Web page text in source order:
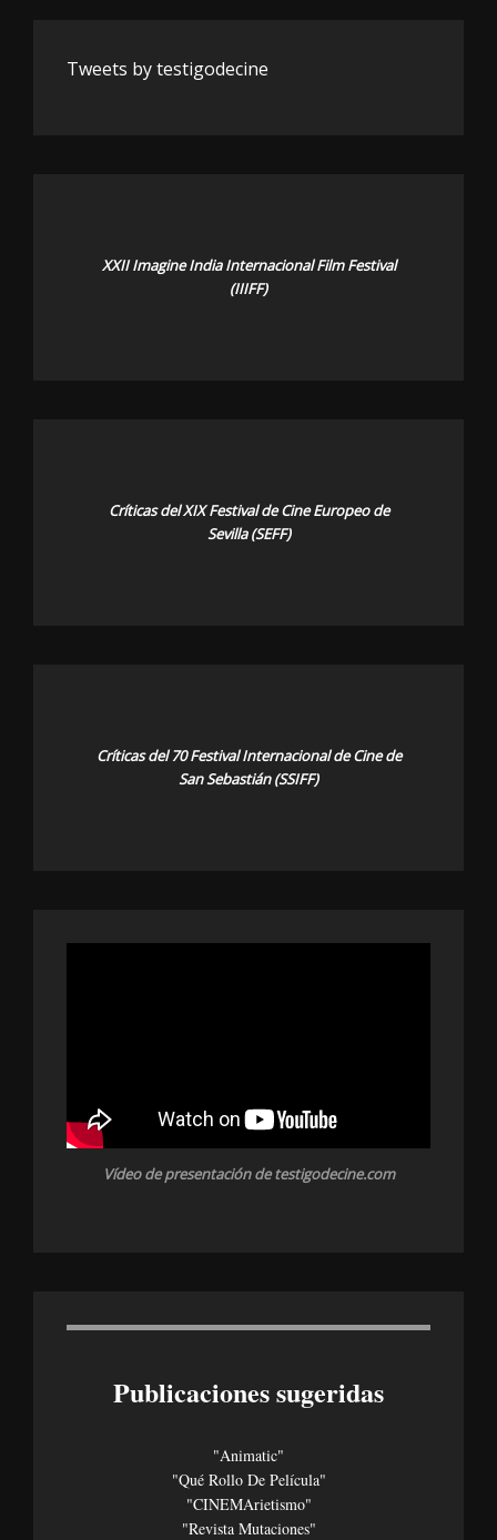
Tweets by testigodecine
XXII Imagine India Internacional Film Festival
(IIIFF)
Críticas del XIX Festival de Cine Europeo de
Sevilla (SEFF)
Críticas del 70 Festival Internacional de Cine de
San Sebastián (SSIFF)
Vídeo de presentación de testigodecine.com
Publicaciones sugeridas
"Animatic"
"Qué Rollo De Película"
"CINEMArietismo"
"Revista Mutaciones"